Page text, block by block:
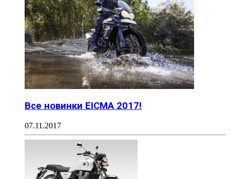
Все новинки EICMA 2017!
07.11.2017